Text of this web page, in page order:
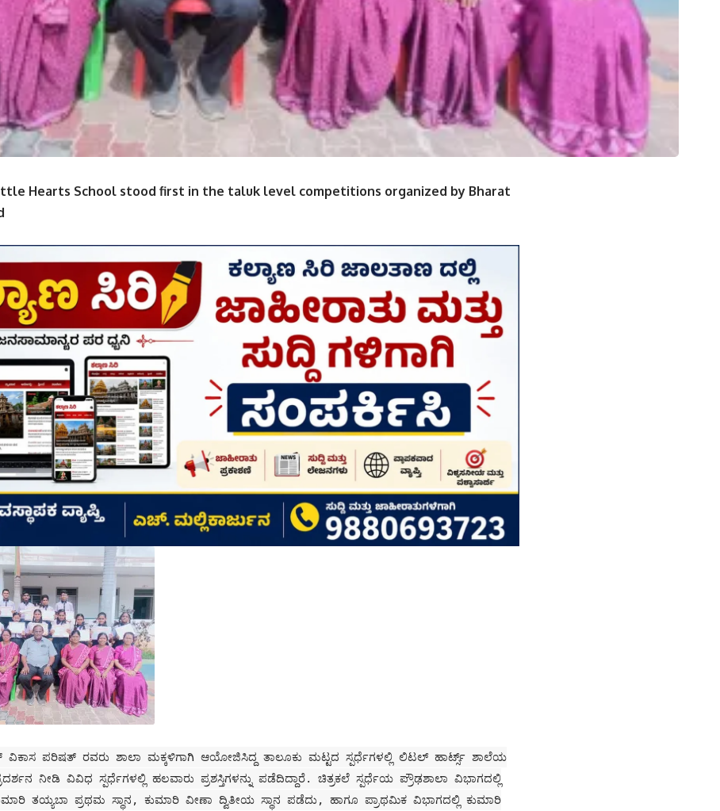
Hearts School stood first in the taluk level competitions organized by Bharat
ವಿಕಾಸ ಪರಿಷತ್ ರವರು ಶಾಲಾ ಮಕ್ಕಳಿಗಾಗಿ ಆಯೋಜಿಸಿದ್ದ ತಾಲೂಕು ಮಟ್ಟದ ಸ್ಪರ್ಧೆಗಳಲ್ಲಿ ಲಿಟಲ್ ಹಾರ್ಟ್ಸ್ ಶಾಲೆಯ
ನೀಡಿ ವಿವಿಧ ಸ್ಪರ್ಧೆಗಳಲ್ಲಿ ಹಲವಾರು ಪ್ರಶಸ್ತಿಗಳನ್ನು ಪಡೆದಿದ್ದಾರೆ. ಚಿತ್ರಕಲೆ ಸ್ಪರ್ಧೆಯ ಪ್ರೌಢಶಾಲಾ ವಿಭಾಗದಲ್ಲಿ
ತಯ್ಯಬಾ ಪ್ರಥಮ ಸ್ಥಾನ, ಕುಮಾರಿ ವೀಣಾ ದ್ವಿತೀಯ ಸ್ಥಾನ ಪಡೆದು, ಹಾಗೂ ಪ್ರಾಥಮಿಕ ವಿಭಾಗದಲ್ಲಿ ಕುಮಾರಿ